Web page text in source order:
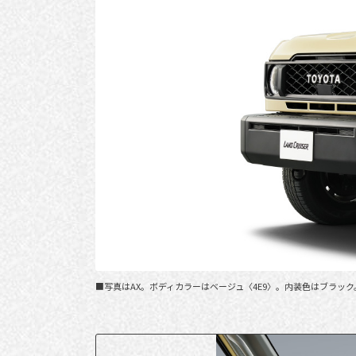
■写真はAX。ボディカラーはベージュ〈4E9〉。内装色はブラック